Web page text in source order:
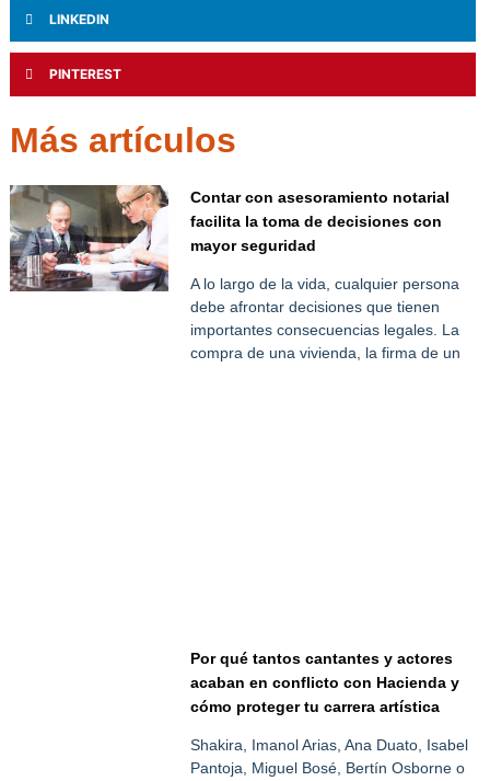
LINKEDIN
PINTEREST
Más artículos
Contar con asesoramiento notarial
facilita la toma de decisiones con
mayor seguridad
A lo largo de la vida, cualquier persona
debe afrontar decisiones que tienen
importantes consecuencias legales. La
compra de una vivienda, la firma de un
Por qué tantos cantantes y actores
acaban en conflicto con Hacienda y
cómo proteger tu carrera artística
Shakira, Imanol Arias, Ana Duato, Isabel
Pantoja, Miguel Bosé, Bertín Osborne o